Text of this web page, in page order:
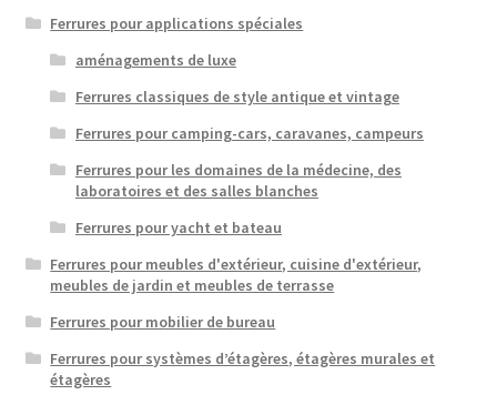
Ferrures pour applications spéciales
aménagements de luxe
Ferrures classiques de style antique et vintage
Ferrures pour camping-cars, caravanes, campeurs
Ferrures pour les domaines de la médecine, des
laboratoires et des salles blanches
Ferrures pour yacht et bateau
Ferrures pour meubles d'extérieur, cuisine d'extérieur,
meubles de jardin et meubles de terrasse
Ferrures pour mobilier de bureau
Ferrures pour systèmes d’étagères, étagères murales et
étagères